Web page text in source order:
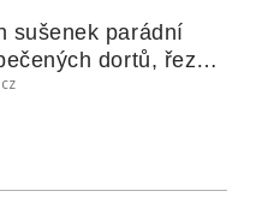
sušenek parádní
dortů, řezů